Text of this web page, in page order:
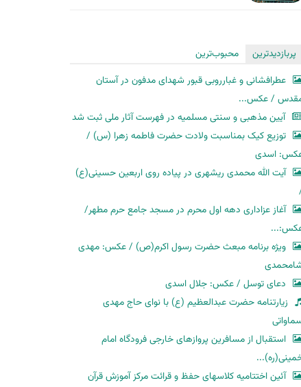
پربازدیدترین
محبوب‌ترین
عطرافشانی و غبارروبی قبور شهدای مدفون در آستان
/ عکس...
آیین مذهبی و سنتی مسلمیه در فهرست آثار ملی ثبت شد
توزیع کیک بمناسبت ولادت حضرت فاطمه زهرا (س) /
اسدی
آیت الله محمدی ریشهری در پیاده روی اربعین حسینی(ع)
آغاز عزاداری دهه اول محرم در مسجد جامع حرم مطهر/
ویژه برنامه مبعث حضرت رسول اکرم(ص) / عکس: مهدی
دعای توسل / عکس: جلال اسدی
زیارتنامه حضرت عبدالعظیم (ع) با نوای حاج مهدی
استقبال از مسافرین پروازهای خارجی فرودگاه امام
آئین اختتامیه کلاسهای حفظ و قرائت مرکز آموزش قرآن